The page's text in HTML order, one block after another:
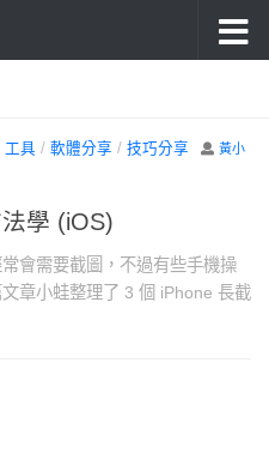
工具 / 軟體分享 / 技巧分享
黃小
學 (iOS)
會需要截圖，不過有些手機操
章小蛙整理了 3 個 iPhone 長截